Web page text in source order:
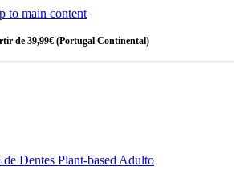
to main content
de 39,99€ (Portugal Continental)